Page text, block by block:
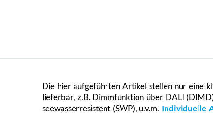
Die hier aufgeführten Artikel stellen nur eine
lieferbar, z.B. Dimmfunktion über DALI
seewasserresistent (SWP), u.v.m. Individuelle